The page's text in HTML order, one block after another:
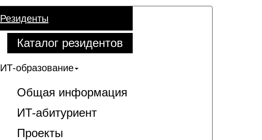
Резиденты
Каталог резидентов
ИТ-образование
Общая информация
ИT-абитуриент
Проекты